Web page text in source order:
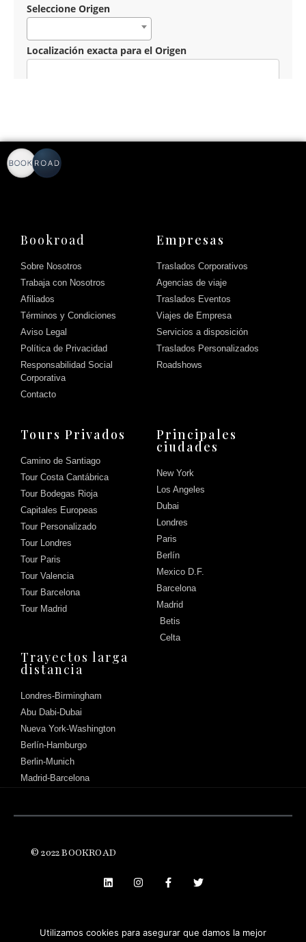
Bookroad
Sobre Nosotros
Trabaja con Nosotros
Afiliados
Términos y Condiciones
Aviso Legal
Política de Privacidad
Responsabilidad Social
Corporativa
Contacto
Empresas
Traslados Corporativos
Agencias de viaje
Traslados Eventos
Viajes de Empresa
Servicios a disposición
Traslados Personalizados
Roadshows
Tours Privados
Camino de Santiago
Tour Costa Cantábrica
Tour Bodegas Rioja
Capitales Europeas
Tour Personalizado
Tour Londres
Tour Paris
Tour Valencia
Tour Barcelona
Tour Madrid
Principales
ciudades
New York
Los Angeles
Dubai
Londres
Paris
Berlín
Mexico D.F.
Barcelona
Madrid
Betis
Celta
Trayectos larga
distancia
Londres-Birmingham
Abu Dabi-Dubai
Nueva York-Washington
Berlín-Hamburgo
Berlin-Munich
Madrid-Barcelona
© 2022 BOOKROAD
Utilizamos cookies para asegurar que damos la mejor